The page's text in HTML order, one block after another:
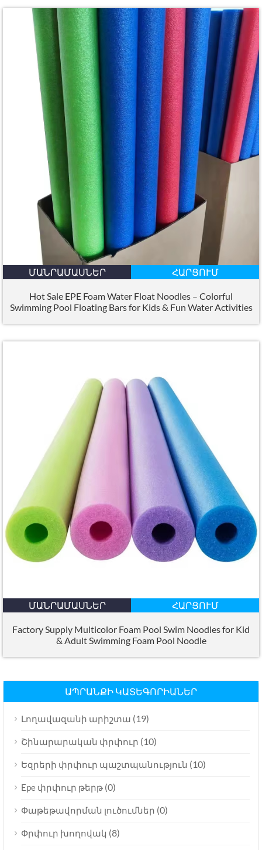
ՄԱՆՐԱՄԱՍՆԵՐ ՀԱՐՑՈՒՄ
Hot Sale EPE Foam Water Float Noodles – Colorful
Swimming Pool Floating Bars for Kids& Fun Water Activities
ՄԱՆՐԱՄԱՍՆԵՐ ՀԱՐՑՈՒՄ
Factory Supply Multicolor Foam Pool Swim Noodles for Kid
& Adult Swimming Foam Pool Noodle
ԱՊՐԱՆՔԻ ԿԱՏԵԳՈՐԻԱՆԵՐ
Լողավազանի արիշտա (19)
Շինարարական փրփուր (10)
Եզրերի փրփուր պաշտպանություն (10)
Epe փրփուր թերթ (0)
Փաթեթավորման լուծումներ (0)
Փրփուր խողովակ (8)